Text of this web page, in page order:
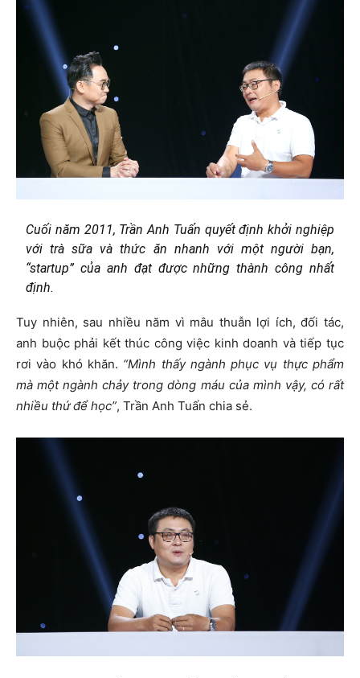
Cuối năm 2011, Trần Anh Tuấn quyết định khởi nghiệp
với trà sữa và thức ăn nhanh với một người bạn,
“startup” của anh đạt được những thành công nhất
định.
Tuy nhiên, sau nhiều năm vì mâu thuẫn lợi ích, đối tác,
anh buộc phải kết thúc công việc kinh doanh và tiếp tục
rơi vào khó khăn. “Mình thấy ngành phục vụ thực phẩm
mà một ngành chảy trong dòng máu của mình vậy, có rất
nhiều thứ để học”, Trần Anh Tuấn chia sẻ.